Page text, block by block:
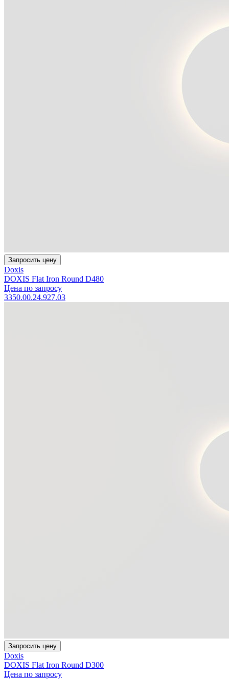
Запросить цену
Doxis
DOXIS Flat Iron Round D480
Цена по запросу
3350.00.24.927.03
Запросить цену
Doxis
DOXIS Flat Iron Round D300
Цена по запросу